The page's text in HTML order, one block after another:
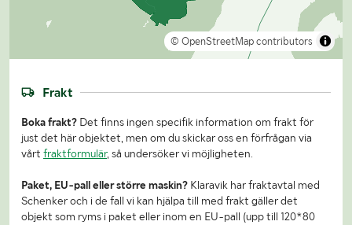
© OpenStreetMap contributors
Frakt
Boka frakt? Det finns ingen specifik information om frakt för
just det här objektet, men om du skickar oss en förfrågan via
vårt fraktformulär, så undersöker vi möjligheten.
Paket, EU-pall eller större maskin? Klaravik har fraktavtal med
Schenker och i de fall vi kan hjälpa till med frakt gäller det
objekt som ryms i paket eller inom en EU-pall (upp till 120*80